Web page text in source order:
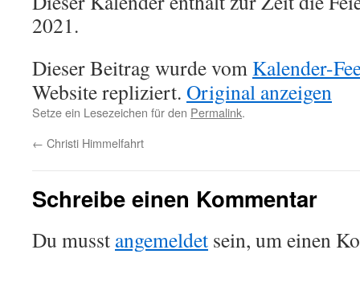
2021.
Dieser Beitrag wurde vom Kalender-
Website repliziert. Original anzeigen
Setze ein Lesezeichen für den Permalink.
← Christi Himmelfahrt
Schreibe einen Kommentar
Du musst angemeldet sein, um einen